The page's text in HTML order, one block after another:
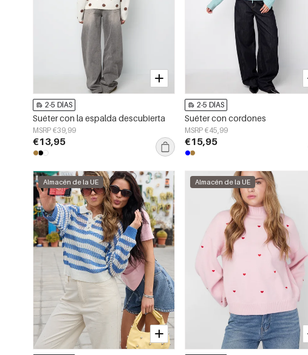
2-5 DÍAS
Suéter con la espalda descubierta
MSRP €39,99
€13,95
2-5 DÍAS
Suéter con cordones
MSRP €45,99
€15,95
Almacén de la UE Almacén de la UE